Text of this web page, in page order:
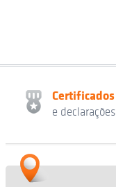
Certificados
e declarações